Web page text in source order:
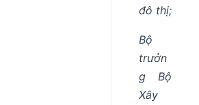
đô thị;
Bộ
trưởn
g Bộ
Xây